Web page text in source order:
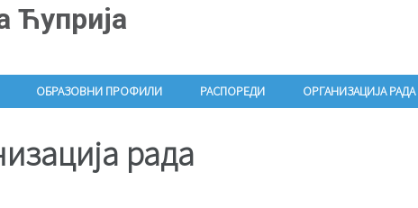
Ћуприја
ОБРАЗОВНИ ПРОФИЛИ РАСПОРЕДИ ОРГАНИЗАЦИЈА РАДА
рада